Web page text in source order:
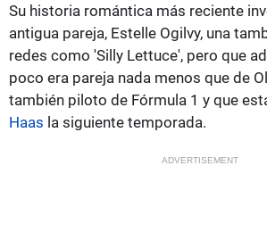
Su historia romántica más reciente
antigua pareja, Estelle Ogilvy, una
redes como 'Silly Lettuce', pero que
poco era pareja nada menos que de
también piloto de Fórmula 1 y que
Haas la siguiente temporada.
ADVERTISEMENT